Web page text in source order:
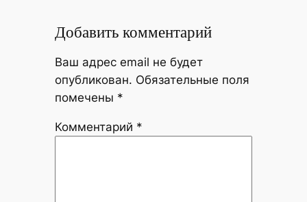
Добавить комментарий
Ваш адрес email не будет
опубликован. Обязательные поля
помечены *
Комментарий *